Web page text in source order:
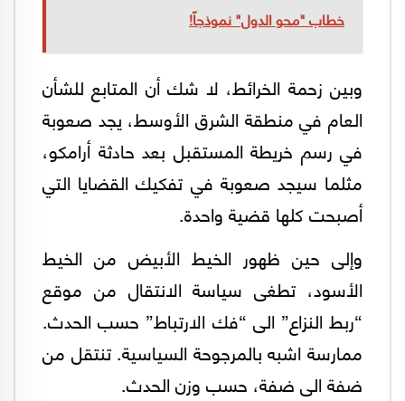
خطاب "محو الدول" نموذجاً!
وبين زحمة الخرائط، لا شك أن المتابع للشأن
العام في منطقة الشرق الأوسط، يجد صعوبة
في رسم خريطة المستقبل بعد حادثة أرامكو،
مثلما سيجد صعوبة في تفكيك القضايا التي
أصبحت كلها قضية واحدة.
وإلى حين ظهور الخيط الأبيض من الخيط
الأسود، تطغى سياسة الانتقال من موقع
“ربط النزاع” الى “فك الارتباط” حسب الحدث.
ممارسة اشبه بالمرجوحة السياسية. تنتقل من
ضفة الى ضفة، حسب وزن الحدث.